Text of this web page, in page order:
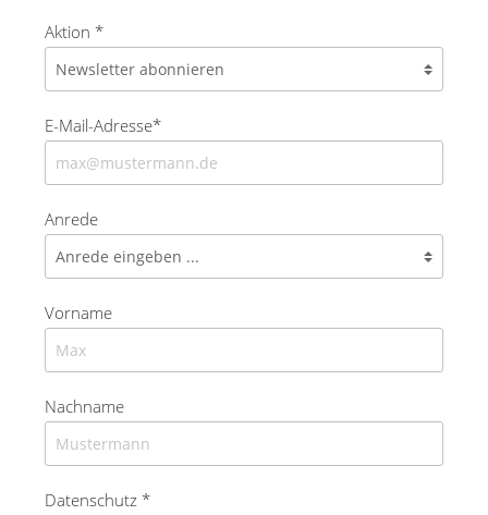
Aktion *
E-Mail-Adresse*
Anrede
Vorname
Nachname
Datenschutz *